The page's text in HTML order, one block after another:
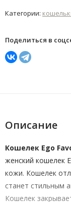
Категории:
Поделиться в
Описание
Кошелек Ego
женский кошелек
кожи. Кошелек
станет стильным
Кошелек